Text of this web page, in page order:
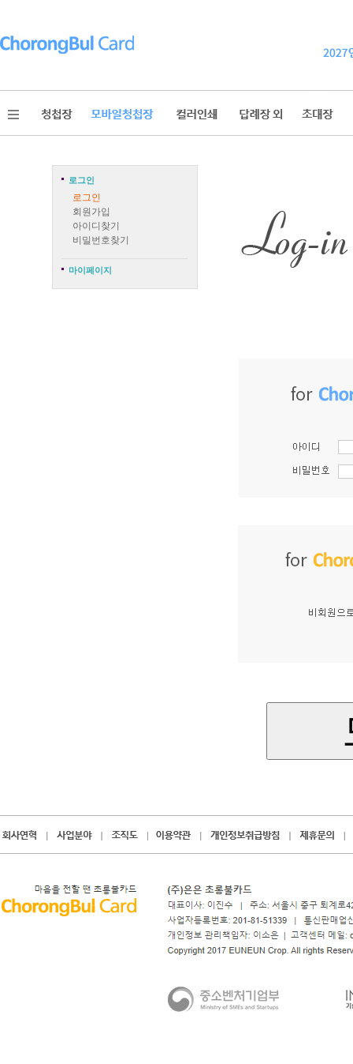
로그인
로그인
회원가입
아이디찾기
비밀번호찾기
마이페이지